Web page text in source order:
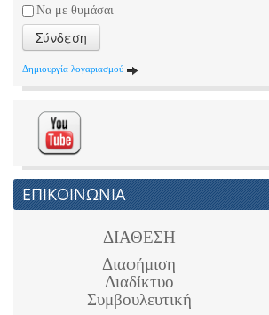
Να με θυμάσαι
Σύνδεση
Δημιουργία λογαριασμού
ΕΠΙΚΟΙΝΩΝΙΑ
ΔΙΑΘΕΣΗ
Διαφήμιση
Διαδίκτυο
Συμβουλευτική